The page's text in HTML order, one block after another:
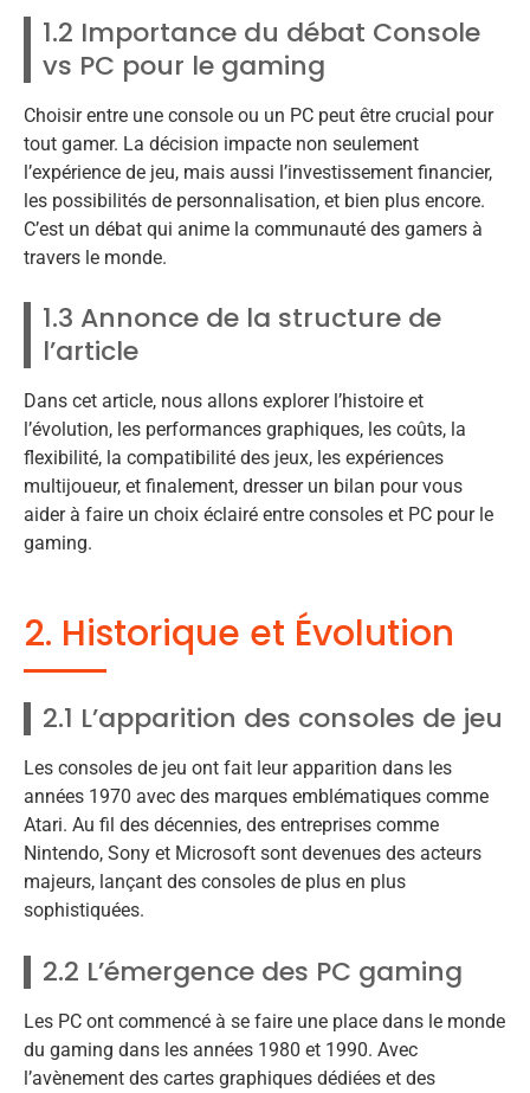
1.2 Importance du débat Console
vs PC pour le gaming
Choisir entre une console ou un PC peut être crucial pour
tout gamer. La décision impacte non seulement
l’expérience de jeu, mais aussi l’investissement financier,
les possibilités de personnalisation, et bien plus encore.
C’est un débat qui anime la communauté des gamers à
travers le monde.
1.3 Annonce de la structure de
l’article
Dans cet article, nous allons explorer l’histoire et
l’évolution, les performances graphiques, les coûts, la
flexibilité, la compatibilité des jeux, les expériences
multijoueur, et finalement, dresser un bilan pour vous
aider à faire un choix éclairé entre consoles et PC pour le
gaming.
2. Historique et Évolution
2.1 L’apparition des consoles de jeu
Les consoles de jeu ont fait leur apparition dans les
années 1970 avec des marques emblématiques comme
Atari. Au fil des décennies, des entreprises comme
Nintendo, Sony et Microsoft sont devenues des acteurs
majeurs, lançant des consoles de plus en plus
sophistiquées.
2.2 L’émergence des PC gaming
Les PC ont commencé à se faire une place dans le monde
du gaming dans les années 1980 et 1990. Avec
l’avènement des cartes graphiques dédiées et des